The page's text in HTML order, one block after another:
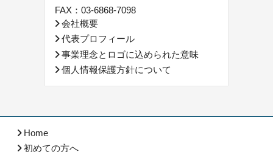
FAX：03-6868-7098
会社概要
代表プロフィール
事業理念とロゴに込められた意味
個人情報保護方針について
Home
初めての方へ